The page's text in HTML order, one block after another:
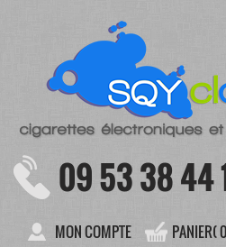
09 53 38 44
MON COMPTE PANIER(